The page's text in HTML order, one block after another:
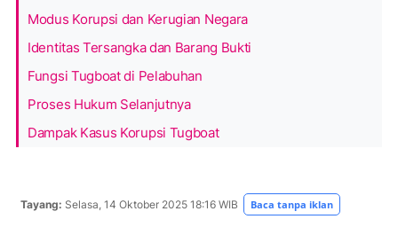
Modus Korupsi dan Kerugian Negara
Identitas Tersangka dan Barang Bukti
Fungsi Tugboat di Pelabuhan
Proses Hukum Selanjutnya
Dampak Kasus Korupsi Tugboat
Tayang: Selasa, 14 Oktober 2025 18:16 WIB Baca tanpa iklan